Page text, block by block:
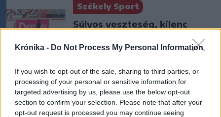
Krónika - Do Not Process My Personal Information
If you wish to opt-out of the sale, sharing to third parties, or
processing of your personal or sensitive information for
targeted advertising by us, please use the below opt-out
section to confirm your selection. Please note that after your
opt-out request is processed you may continue seeing
Székely Sport
Súlyos veszteség, kilenc
hónapra eltiltották a Sepsi
OSK csapatkapitányát
Nőileg
Sándor Ella: Na, indíts, s
menjünk!